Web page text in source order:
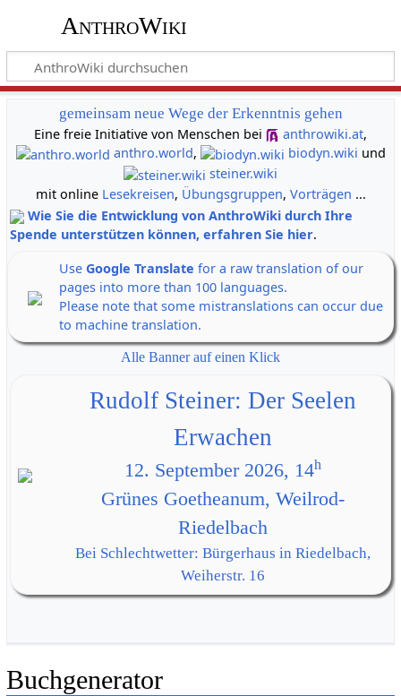
AnthroWiki
gemeinsam neue Wege der Erkenntnis gehen
Eine freie Initiative von Menschen bei
anthrowiki.at,
anthro.world, biodyn.wiki und
steiner.wiki
mit online Lesekreisen, Übungsgruppen, Vorträgen ...
Wie Sie die Entwicklung von AnthroWiki durch Ihre
Spende unterstützen können, erfahren Sie hier.
Use Google Translate for a raw translation of our
pages into more than 100 languages.
Please note that some mistranslations can occur due
to machine translation.
Alle Banner auf einen Klick
Rudolf Steiner: Der Seelen
Erwachen
12. September 2026, 14h
Grünes Goetheanum, Weilrod-
Riedelbach
Bei Schlechtwetter: Bürgerhaus in Riedelbach,
Weiherstr. 16
Buchgenerator